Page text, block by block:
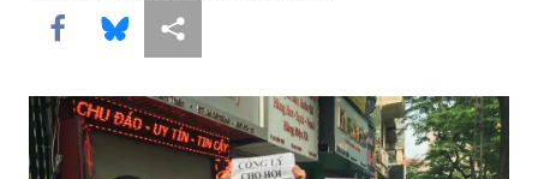
Share this via Facebook
Share this via Bluesky
More sharing options